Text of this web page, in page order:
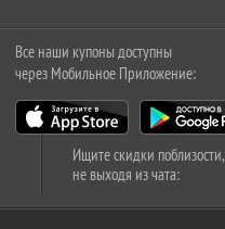
Все наши купоны доступны
через Мобильное Приложение:
Ищите скидки поблизости,
не выходя из чата: